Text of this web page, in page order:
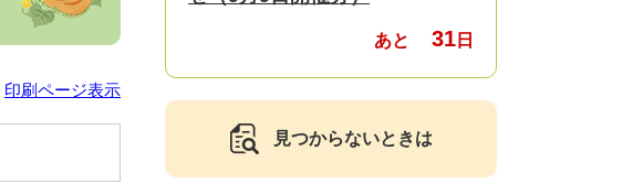
印刷ページ表示
あと 31 日
見つからないときは